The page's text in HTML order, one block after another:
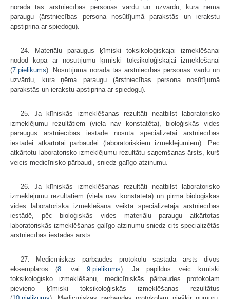
norāda tās ārstniecības personas vārdu un uzvārdu, kura ņēma
paraugu (ārstniecības persona nosūtījumā parakstās un ierakstu
apstiprina ar spiedogu).
24. Materiālu paraugus ķīmiski toksikoloģiskajai izmeklēšanai
nodod kopā ar nosūtījumu ķīmiski toksikoloģiskajai izmeklēšanai
(7.pielikums). Nosūtījumā norāda tās ārstniecības personas vārdu un
uzvārdu, kura ņēma paraugu (ārstniecības persona nosūtījumā
parakstās un ierakstu apstiprina ar spiedogu).
25. Ja klīniskās izmeklēšanas rezultāti neatbilst laboratorisko
izmeklējumu rezultātiem (viela nav konstatēta), bioloģiskās vides
paraugus ārstniecības iestāde nosūta specializētai ārstniecības
iestādei atkārtotai pārbaudei (laboratoriskiem izmeklējumiem). Pēc
atkārtotu laboratorisko izmeklējumu rezultātu saņemšanas ārsts, kurš
veicis medicīnisko pārbaudi, sniedz galīgo atzinumu.
26. Ja klīniskās izmeklēšanas rezultāti neatbilst laboratorisko
izmeklējumu rezultātiem (viela nav konstatēta) un pirmā bioloģiskās
vides laboratoriskā izmeklēšana veikta specializētajā ārstniecības
iestādē, pēc bioloģiskās vides materiālu paraugu atkārtotas
laboratoriskās izmeklēšanas galīgo atzinumu sniedz cits specializētās
ārstniecības iestādes ārsts.
27. Medicīniskās pārbaudes protokolu sastāda ārsts divos
eksemplāros (8. vai 9.pielikums). Ja papildus veic ķīmiski
toksikoloģisko izmeklēšanu, medicīniskās pārbaudes protokolam
pievieno ķīmiski toksikoloģiskās izmeklēšanas rezultātus